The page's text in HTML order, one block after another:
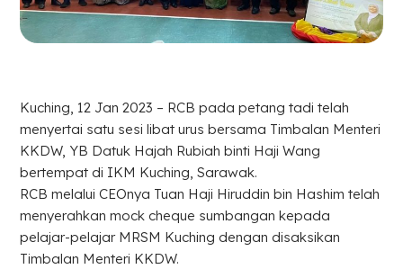
Kuching, 12 Jan 2023 – RCB pada petang tadi telah
menyertai satu sesi libat urus bersama Timbalan Menteri
KKDW, YB Datuk Hajah Rubiah binti Haji Wang
bertempat di IKM Kuching, Sarawak.
RCB melalui CEOnya Tuan Haji Hiruddin bin Hashim telah
menyerahkan mock cheque sumbangan kepada
pelajar-pelajar MRSM Kuching dengan disaksikan
Timbalan Menteri KKDW.